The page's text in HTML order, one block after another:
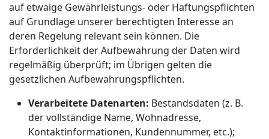
auf etwaige Gewährleistungs- oder Haftungspflichten
auf Grundlage unserer berechtigten Interesse an
deren Regelung relevant sein können. Die
Erforderlichkeit der Aufbewahrung der Daten wird
regelmäßig überprüft; im Übrigen gelten die
gesetzlichen Aufbewahrungspflichten.
Verarbeitete Datenarten: Bestandsdaten (z. B.
der vollständige Name, Wohnadresse,
Kontaktinformationen, Kundennummer, etc.);